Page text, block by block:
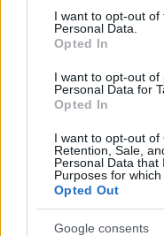
consent section.
I want to opt-out of
Personal Data.
Opted In
I want to opt-out of
Personal Data for
Opted In
I want to opt-out of
Retention, Sale,
Personal Data that
Purposes for which
Opted Out
Google consents
szükségletek értékét.”
abban tér el a mai
kedvezőtlenebb
korú felnőtt
képest a háztartás
élelmiszer-
és/vagy
kiadásokkal bővíti.
szintre viszi le a